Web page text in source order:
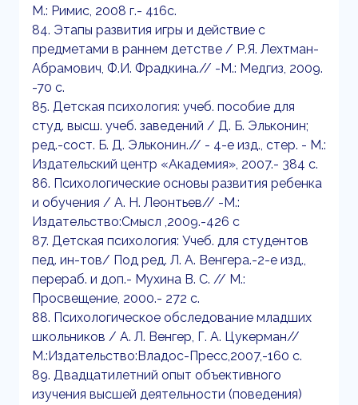
М.: Римис, 2008 г.- 416c.
84. Этапы развития игры и действие с
предметами в раннем детстве / Р.Я. Лехтман-
Абрамович, Ф.И. Фрадкина.// -М.: Медгиз, 2009.
-70 с.
85. Детская психология: учеб. пособие для
студ. высш. учеб. заведений / Д. Б. Эльконин;
ред.-сост. Б. Д. Эльконин.// - 4-е изд., стер. - М.:
Издательский центр «Академия», 2007.- 384 с.
86. Психологические основы развития ребенка
и обучения / А. Н. Леонтьев// -М.:
Издательство:Смысл ,2009.-426 с
87. Детская психология: Учеб. для студентов
пед. ин-тов/ Под ред. Л. А. Венгера.-2-е изд.,
перераб. и доп.- Мухина В. С. // М.:
Просвещение, 2000.- 272 с.
88. Психологическое обследование младших
школьников / А. Л. Венгер, Г. А. Цукерман//
М.:Издательство:Владос-Пресс,2007,-160 с.
89. Двадцатилетний опыт объективного
изучения высшей деятельности (поведения)